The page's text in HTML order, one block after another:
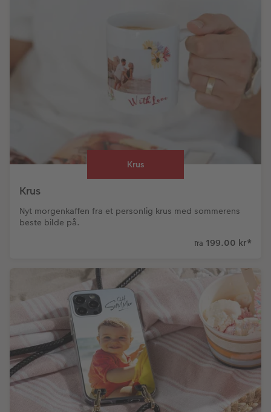
Krus
Krus
Nyt morgenkaffen fra et personlig krus med sommerens
beste bilde på.
fra 199.00 kr*